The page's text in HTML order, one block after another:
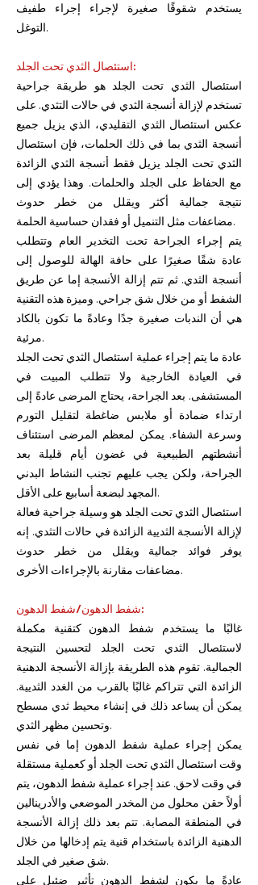
يستخدم شقوقًا صغيرة لإجراء إجراء طفيف
التوغل.
استئصال الثدي تحت الجلد:
استئصال الثدي تحت الجلد هو طريقة جراحية
تستخدم لإزالة أنسجة الثدي في حالات التثدي. على
عكس استئصال الثدي التقليدي، الذي يزيل جميع
أنسجة الثدي بما في ذلك الحلمات، فإن استئصال
الثدي تحت الجلد يزيل فقط أنسجة الثدي الزائدة
مع الحفاظ على الجلد والحلمات. وهذا يؤدي إلى
نتيجة جمالية أكثر ويقلل من خطر حدوث
مضاعفات مثل التنميل أو فقدان حساسية الحلمة.
يتم إجراء الجراحة تحت التخدير العام وتتطلب
عادة شقًا صغيرًا على حافة الهالة للوصول إلى
أنسجة الثدي. ثم تتم إزالة الأنسجة إما عن طريق
الشفط أو من خلال شق جراحي. وميزة هذه التقنية
هي أن الندبات صغيرة جدًا وعادةً ما تكون بالكاد
مرئية.
عادة ما يتم إجراء عملية استئصال الثدي تحت الجلد
في العيادة الخارجية ولا تتطلب المبيت في
المستشفى. بعد الجراحة، يحتاج المرضى عادةً إلى
ارتداء ضمادة أو ملابس ضاغطة لتقليل التورم
وسرعة الشفاء. يمكن لمعظم المرضى استئناف
أنشطتهم الطبيعية في غضون أيام قليلة بعد
الجراحة، ولكن يجب عليهم تجنب النشاط البدني
المجهد لبضعة أسابيع على الأقل.
استئصال الثدي تحت الجلد هو وسيلة جراحية فعالة
لإزالة الأنسجة الثديية الزائدة في حالات التثدي. إنه
يوفر فوائد جمالية ويقلل من خطر حدوث
مضاعفات مقارنة بالإجراءات الأخرى.
شفط الدهون/شفط الدهون:
غالبًا ما يستخدم شفط الدهون كتقنية مكملة
لاستئصال الثدي تحت الجلد لتحسين النتيجة
الجمالية. تقوم هذه الطريقة بإزالة الأنسجة الدهنية
الزائدة التي تتراكم غالبًا بالقرب من الغدد الثديية.
يمكن أن يساعد ذلك في إنشاء محيط ثدي مسطح
وتحسين مظهر الثدي.
يمكن إجراء عملية شفط الدهون إما في نفس
وقت استئصال الثدي تحت الجلد أو كعملية مستقلة
في وقت لاحق. عند إجراء عملية شفط الدهون، يتم
أولاً حقن محلول من المخدر الموضعي والأدرينالين
في المنطقة المصابة. تتم بعد ذلك إزالة الأنسجة
الدهنية الزائدة باستخدام قنية يتم إدخالها من خلال
شق صغير في الجلد.
عادةً ما يكون لشفط الدهون تأثير ضئيل على